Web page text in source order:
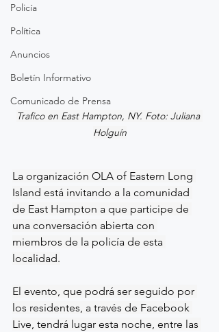
Policía
Política
Anuncios
Boletín Informativo
Comunicado de Prensa
Trafico en East Hampton, NY. Foto: Juliana
Holguín
La organización OLA of Eastern Long
Island está invitando a la comunidad
de East Hampton a que participe de
una conversación abierta con
miembros de la policía de esta
localidad.
El evento, que podrá ser seguido por
los residentes, a través de Facebook
Live, tendrá lugar esta noche, entre las